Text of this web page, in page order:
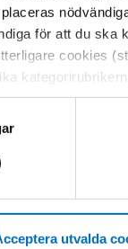
för att du ska
cookies
cookies kan
och accepterat
utvalda